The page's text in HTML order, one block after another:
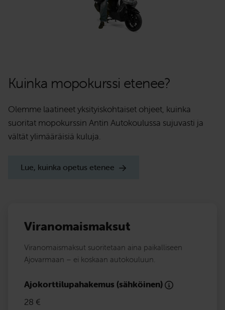
Kuinka mopokurssi etenee?
Olemme laatineet yksityiskohtaiset ohjeet, kuinka
suoritat mopokurssin Antin Autokoulussa sujuvasti ja
vältät ylimääräisiä kuluja.
Lue, kuinka opetus etenee
Viranomaismaksut
Viranomaismaksut suoritetaan aina paikalliseen
Ajovarmaan – ei koskaan autokouluun.
Ajokorttilupahakemus (sähköinen)
28 €